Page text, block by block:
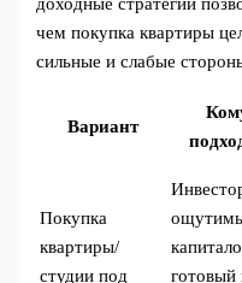
чем покупка квартиры
сильные и слабые
Вариант
Покупка
квартиры/
студии под
готовый